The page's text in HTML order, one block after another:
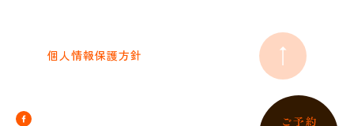
個人情報保護方針